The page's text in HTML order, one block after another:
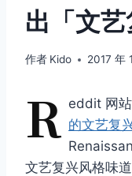
出「文
作者 Kido 2017 年
R eddit 网
的文艺复
文艺复兴风格味